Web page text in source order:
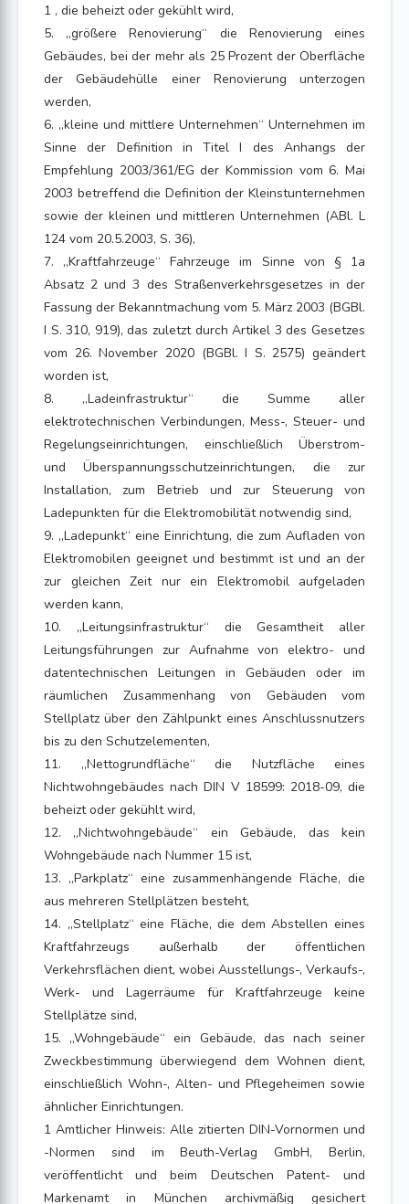
1 , die beheizt oder gekühlt wird,
5. „größere Renovierung“ die Renovierung eines
Gebäudes, bei der mehr als 25 Prozent der Oberfläche
der Gebäudehülle einer Renovierung unterzogen
werden,
6. „kleine und mittlere Unternehmen“ Unternehmen im
Sinne der Definition in Titel I des Anhangs der
Empfehlung 2003/361/EG der Kommission vom 6. Mai
2003 betreffend die Definition der Kleinstunternehmen
sowie der kleinen und mittleren Unternehmen (ABl. L
124 vom 20.5.2003, S. 36),
7. „Kraftfahrzeuge“ Fahrzeuge im Sinne von § 1a
Absatz 2 und 3 des Straßenverkehrsgesetzes in der
Fassung der Bekanntmachung vom 5. März 2003 (BGBl.
I S. 310, 919), das zuletzt durch Artikel 3 des Gesetzes
vom 26. November 2020 (BGBl. I S. 2575) geändert
worden ist,
8. „Ladeinfrastruktur“ die Summe aller
elektrotechnischen Verbindungen, Mess-, Steuer- und
Regelungseinrichtungen, einschließlich Überstrom-
und Überspannungsschutzeinrichtungen, die zur
Installation, zum Betrieb und zur Steuerung von
Ladepunkten für die Elektromobilität notwendig sind,
9. „Ladepunkt“ eine Einrichtung, die zum Aufladen von
Elektromobilen geeignet und bestimmt ist und an der
zur gleichen Zeit nur ein Elektromobil aufgeladen
werden kann,
10. „Leitungsinfrastruktur“ die Gesamtheit aller
Leitungsführungen zur Aufnahme von elektro- und
datentechnischen Leitungen in Gebäuden oder im
räumlichen Zusammenhang von Gebäuden vom
Stellplatz über den Zählpunkt eines Anschlussnutzers
bis zu den Schutzelementen,
11. „Nettogrundfläche“ die Nutzfläche eines
Nichtwohngebäudes nach DIN V 18599: 2018-09, die
beheizt oder gekühlt wird,
12. „Nichtwohngebäude“ ein Gebäude, das kein
Wohngebäude nach Nummer 15 ist,
13. „Parkplatz“ eine zusammenhängende Fläche, die
aus mehreren Stellplätzen besteht,
14. „Stellplatz“ eine Fläche, die dem Abstellen eines
Kraftfahrzeugs außerhalb der öffentlichen
Verkehrsflächen dient, wobei Ausstellungs-, Verkaufs-,
Werk- und Lagerräume für Kraftfahrzeuge keine
Stellplätze sind,
15. „Wohngebäude“ ein Gebäude, das nach seiner
Zweckbestimmung überwiegend dem Wohnen dient,
einschließlich Wohn-, Alten- und Pflegeheimen sowie
ähnlicher Einrichtungen.
1 Amtlicher Hinweis: Alle zitierten DIN-Vornormen und
-Normen sind im Beuth-Verlag GmbH, Berlin,
veröffentlicht und beim Deutschen Patent- und
Markenamt in München archivmäßig gesichert